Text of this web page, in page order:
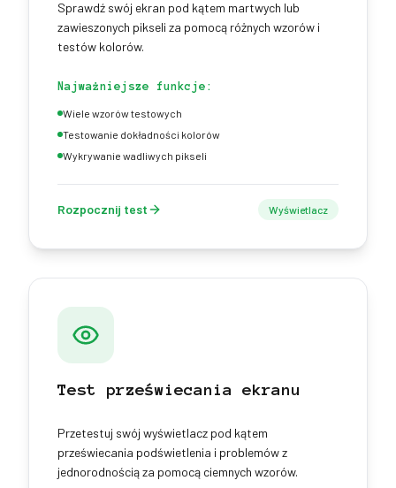
Sprawdź swój ekran pod kątem martwych lub
zawieszonych pikseli za pomocą różnych wzorów i
testów kolorów.
Najważniejsze funkcje:
Wiele wzorów testowych
Testowanie dokładności kolorów
Wykrywanie wadliwych pikseli
Rozpocznij test Wyświetlacz
Test przeświecania ekranu
Przetestuj swój wyświetlacz pod kątem
przeświecania podświetlenia i problemów z
jednorodnością za pomocą ciemnych wzorów.